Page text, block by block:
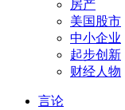
房产
美国股市
中小企业
起步创新
财经人物
言论